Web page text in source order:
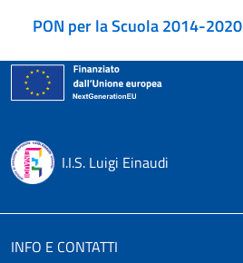
PON per la Scuola 2014-2020
I.I.S. Luigi Einaudi
INFO E CONTATTI